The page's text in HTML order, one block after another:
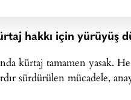
hakkı için yürüyüş
kürtaj tamamen yasak.
sürdürülen mücadele,